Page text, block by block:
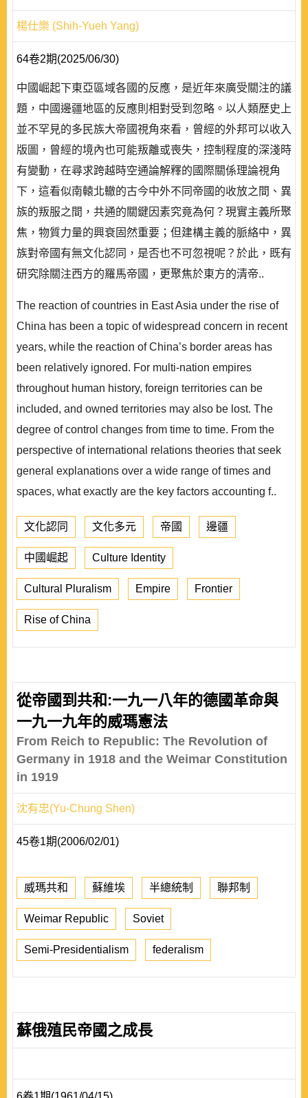
楊仕樂 (Shih-Yueh Yang)
64卷2期(2025/06/30)
中國崛起下東亞區域各國的反應，是近年來廣受關注的議
題，中國邊疆地區的反應則相對受到忽略。以人類歷史上
並不罕見的多民族大帝國視角來看，曾經的外邦可以收入
版圖，曾經的境內也可能叛離或喪失，控制程度的深淺時
有變動，在尋求跨越時空通論解釋的國際關係理論視角
下，這看似南轅北轍的古今中外不同帝國的收放之間、異
族的叛服之間，共通的關鍵因素究竟為何？現實主義所聚
焦，物質力量的興衰固然重要；但建構主義的脈絡中，異
族對帝國有無文化認同，是否也不可忽視呢？於此，既有
研究除關注西方的羅馬帝國，更聚焦於東方的清帝..
The reaction of countries in East Asia under the rise of
China has been a topic of widespread concern in recent
years, while the reaction of China’s border areas has
been relatively ignored. For multi-nation empires
throughout human history, foreign territories can be
included, and owned territories may also be lost. The
degree of control changes from time to time. From the
perspective of international relations theories that seek
general explanations over a wide range of times and
spaces, what exactly are the key factors accounting f..
文化認同 文化多元 帝國 邊疆
中國崛起 Culture Identity
Cultural Pluralism Empire Frontier
Rise of China
從帝國到共和:一九一八年的德國革命與
一九一九年的威瑪憲法
From Reich to Republic: The Revolution of
Germany in 1918 and the Weimar Constitution
in 1919
沈有忠(Yu-Chung Shen)
45卷1期(2006/02/01)
威瑪共和 蘇維埃 半總統制 聯邦制
Weimar Republic Soviet
Semi-Presidentialism federalism
蘇俄殖民帝國之成長